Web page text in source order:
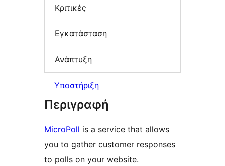
Κριτικές
Εγκατάσταση
Ανάπτυξη
Υποστήριξη
Περιγραφή
MicroPoll is a service that allows
you to gather customer responses
to polls on your website.